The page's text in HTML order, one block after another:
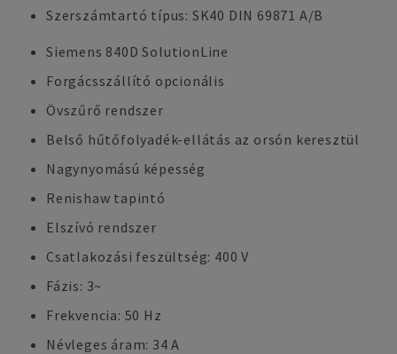
Szerszámtartó típus: SK40 DIN 69871 A/B
Siemens 840D SolutionLine
Forgácsszállító opcionális
Övszűrő rendszer
Belső hűtőfolyadék-ellátás az orsón keresztül
Nagynyomású képesség
Renishaw tapintó
Elszívó rendszer
Csatlakozási feszültség: 400 V
Fázis: 3~
Frekvencia: 50 Hz
Névleges áram: 34 A